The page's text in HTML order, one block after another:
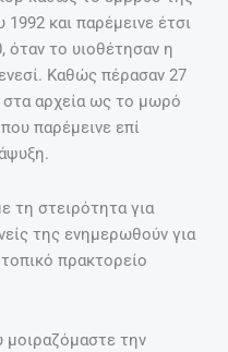
και παρέμεινε έτσι
όταν το υιοθέτησαν η
Καθώς πέρασαν 27
αρχεία ως το μωρό
παρέμεινε επί
τη στειρότητα για
της ενημερωθούν για
πρακτορείο
μοιραζόμαστε την